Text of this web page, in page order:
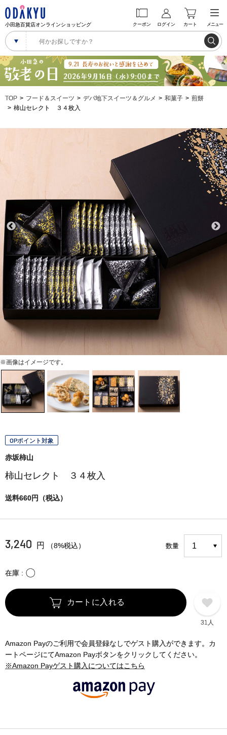
小田急百貨店オンラインショッピング クーポン ログイン カート メニュー
TOP フード＆スイーツ デパ地下スイーツ＆グルメ 和菓子
煎餅
柿山セレクト ３４枚入
※画像はイメージです。
OPポイント対象
赤坂柿山
柿山セレクト ３４枚入
送料660円（税込）
3,240 円 （8%税込） 数量
在庫 〇
カートに入れる
31人
Amazon Payのご利用で会員登録なしでゲスト購入ができます。カ
ートページにてAmazon Payボタンをクリックしてください。
※Amazon Payゲスト購入についてはこちら